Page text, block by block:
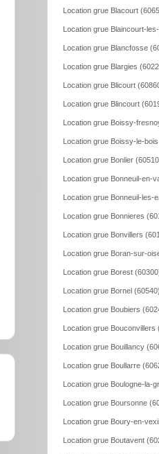
Location grue Blacourt
Location grue Blaincourt-
Location grue Blancfosse
Location grue Blargies
Location grue Blicourt
Location grue Blincourt
Location grue Boissy-
Location grue Boissy-le-
Location grue Bonlier
Location grue Bonneuil-en-
Location grue Bonneuil-les-
Location grue Bonnieres
Location grue Bonvillers
Location grue Boran-sur-
Location grue Borest
Location grue Bornel (60540)
Location grue Boubiers
Location grue Bouconvillers
Location grue Bouillancy
Location grue Boullarre
Location grue Boulogne-la-
Location grue Boursonne
Location grue Boury-en-
Location grue Boutavent